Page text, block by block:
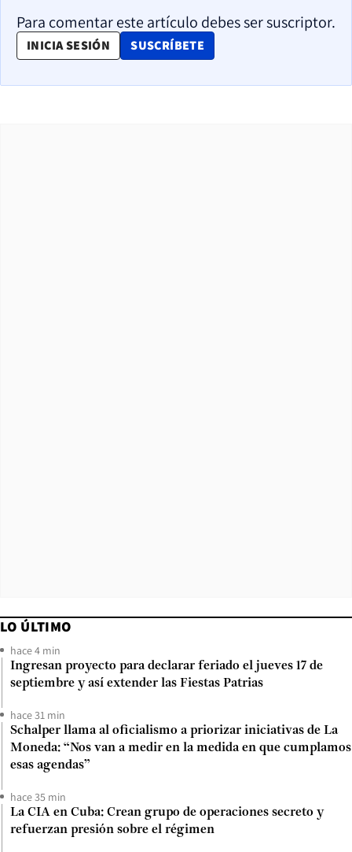
Para comentar este artículo debes ser suscriptor.
INICIA SESIÓN SUSCRÍBETE
OPENS IN NEW WINDOW
LO ÚLTIMO
hace 4 min
Ingresan proyecto para declarar feriado el jueves 17 de
septiembre y así extender las Fiestas Patrias
hace 31 min
Schalper llama al oficialismo a priorizar iniciativas de La
Moneda: “Nos van a medir en la medida en que cumplamos
esas agendas”
hace 35 min
La CIA en Cuba: Crean grupo de operaciones secreto y
refuerzan presión sobre el régimen